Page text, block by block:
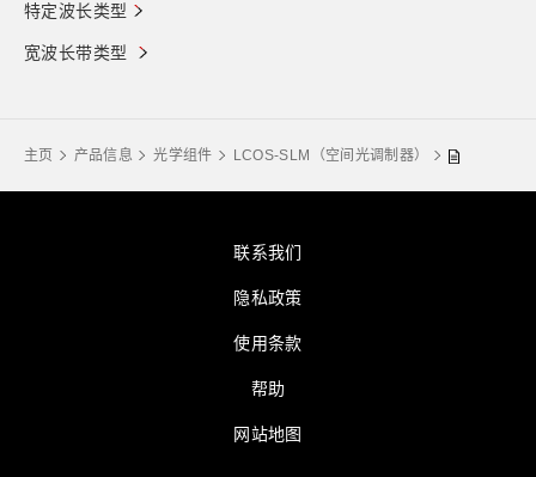
特定波长类型
宽波长带类型
主页 产品信息 光学组件 LCOS-SLM（空间光调制器）
联系我们
隐私政策
使用条款
帮助
网站地图